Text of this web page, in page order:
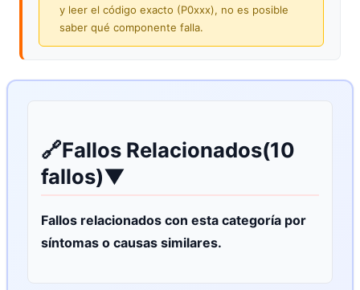
y leer el código exacto (P0xxx), no es posible
saber qué componente falla.
🔗Fallos Relacionados(10
fallos)▼
Fallos relacionados con esta categoría por
síntomas o causas similares.